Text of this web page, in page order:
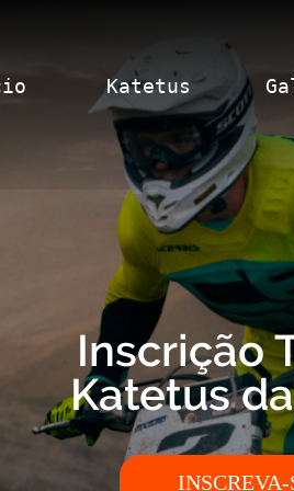
Katetus
Inscrição
Katetus
INSCREVA-